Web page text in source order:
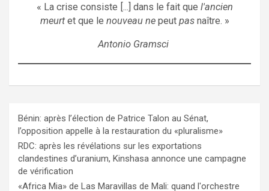
« La crise consiste [...] dans le fait que l'ancien
meurtet que le nouveau nepeut pasnaître. »
Antonio Gramsci
Bénin: après l’élection de Patrice Talon au Sénat,
l’opposition appelle à la restauration du «pluralisme»
RDC: après les révélations sur les exportations
clandestines d’uranium, Kinshasa annonce une campagne
de vérification
«Africa Mia» de Las Maravillas de Mali: quand l'orchestre